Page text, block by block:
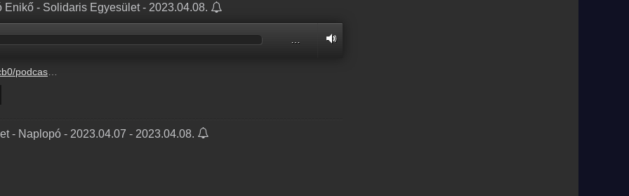
- Solidaris Egyesület - 2023.04.08.
e665-eb81-01da-ed0b017211f9.mp3
- Naplopó - 2023.04.07 - 2023.04.08.